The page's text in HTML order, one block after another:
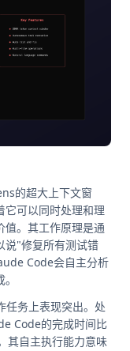
的超大上下文窗
它可以同时处理和理
值。其工作原理是通
说"修复所有测试错
Code会自主分析
任务上表现突出。处
Code的完成时间比
其自主执行能力意味